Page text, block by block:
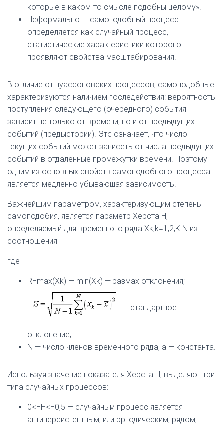
которые в каком-то смысле подобны целому».
Неформально — самоподобный процесс
определяетcя как случайный процесс,
статистические характеристики которого
проявляют свойства масштабирования.
В отличие от пуассоновских процессов, самоподобные
характеризуются наличием последействия: вероятность
поступления следующего (очередного) события
зависит не только от времени, но и от предыдущих
событий (предыстории). Это означает, что число
текущих событий может зависеть от числа предыдущих
событий в отдаленные промежутки времени. Поэтому
одним из основных свойств самоподобного процесса
является медленно убывающая зависимость.
Важнейшим параметром, характеризующим степень
самоподобия, является параметр Херста H,
определяемый для временного ряда Xk,k=1,2,K N из
соотношения
где
R=max(Xk) — min(Xk) — размах отклонения;
— стандартное
отклонение,
N — число членов временного ряда, а — константа.
Используя значение показателя Херста H, выделяют три
типа случайных процессов:
0<=H<=0,5 — случайным процесс является
антиперсистентным, или эргодическим, рядом,